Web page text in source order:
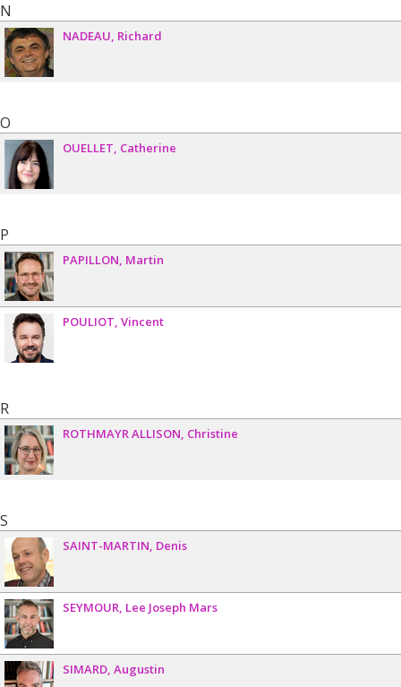
N
NADEAU Richard
O
OUELLET Catherine
P
PAPILLON Martin
POULIOT Vincent
R
ROTHMAYR ALLISON Christine
S
SAINT-MARTIN Denis
SEYMOUR Lee Joseph Mars
SIMARD Augustin